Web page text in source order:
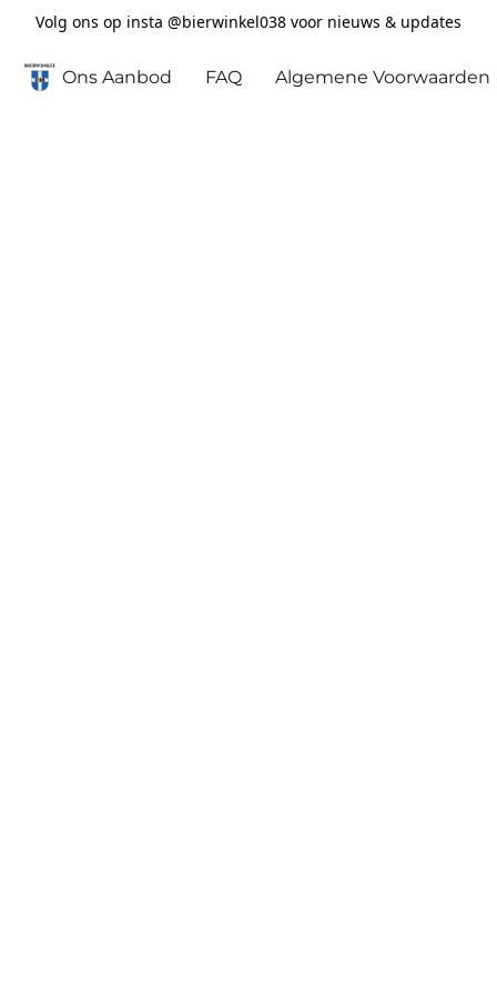
Volg ons op insta @bierwinkel038 voor nieuws & updates
Ons Aanbod FAQ Algemene Voorwaarden